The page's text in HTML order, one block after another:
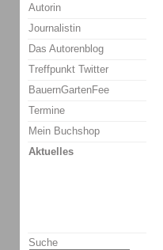
Autorin
Journalistin
Das Autorenblog
Treffpunkt Twitter
BauernGartenFee
Termine
Mein Buchshop
Aktuelles
Suche